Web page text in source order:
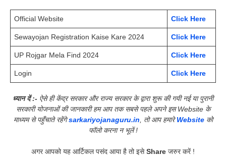
Official Website Click Here
Sewayojan Registration Kaise Kare 2024 Click Here
UP Rojgar Mela Find 2024 Click Here
Login Click Here
ध्यान दें :- ऐसे ही केंद्र सरकार और राज्य सरकार के द्वारा शुरू की गयी नई या पुरानी
सरकारी योजनाओं की जानकारी हम आप तक सबसे पहले अपने इस Website के
माध्यम से पहुँचाते रहेंगेsarkariyojanaguru.in, तो आप हमारेWebsiteको
फॉलो करना न भूलें !
अगर आपको यह आर्टिकल पसंद आया है तो इसेShare जरुर करें !